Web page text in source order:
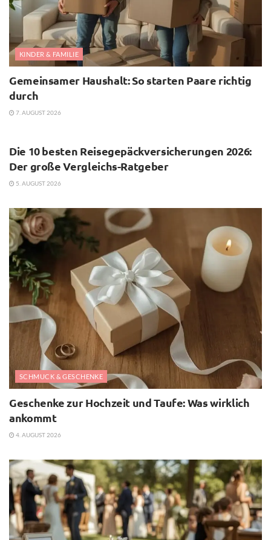
KINDER & FAMILIE
Gemeinsamer Haushalt: So starten Paare richtig
durch
7. AUGUST 2026
Die 10 besten Reisegepäckversicherungen 2026:
Der große Vergleichs-Ratgeber
5. AUGUST 2026
SCHMUCK & GESCHENKE
Geschenke zur Hochzeit und Taufe: Was wirklich
ankommt
4. AUGUST 2026